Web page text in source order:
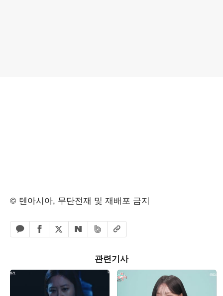
© 텐아시아, 무단전재 및 재배포 금지
카카오톡 공유하기
페이스북 공유하기
엑스 공유하기
네이버 공유하기
밴드 공유하기
URL복사
관련기사